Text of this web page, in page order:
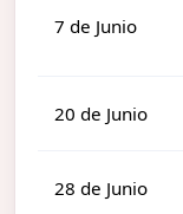
7 de Junio
20 de Junio
28 de Junio